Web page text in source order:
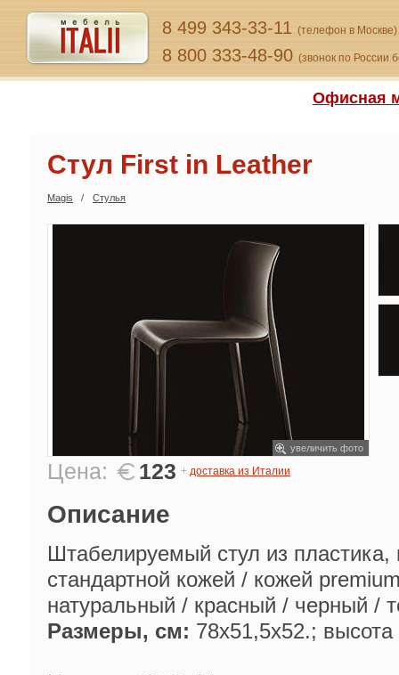
8 499 343-33-11 (телефон в Москве)
8 800 333-48-90 (звонок по России
Офисная
Стул First in Leather
Magis Стулья
увеличить фото
Цена: 123 + доставка из Италии
Описание
Штабелируемый стул из
стандартной кожей / кожей
натуральный / красный / черный /
Размеры, см: 78х51,5х52.;